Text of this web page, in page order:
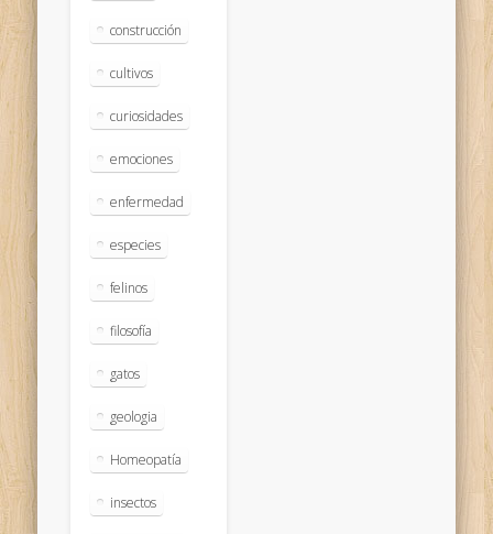
construcción
cultivos
curiosidades
emociones
enfermedad
especies
felinos
filosofía
gatos
geologia
Homeopatía
insectos